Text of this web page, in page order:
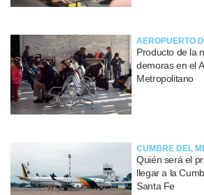
AEROPUERTO
Producto de la
demoras en el
Metropolitano
CUMBRE DEL
Quién será el
llegar a la
Santa Fe